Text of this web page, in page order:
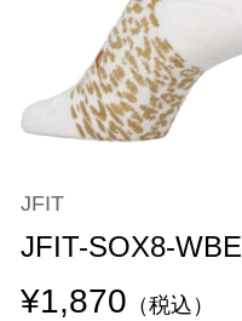
JFIT
JFIT-SOX8-WBE
¥1,870 （税込）